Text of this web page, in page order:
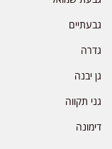
גבעתיים
גדרה
גן יבנה
גני תקווה
דימונה